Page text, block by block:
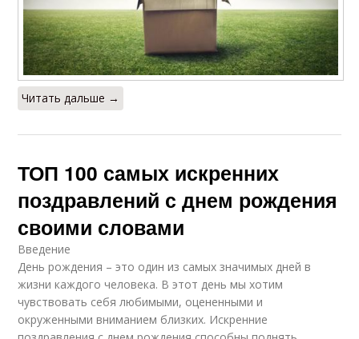
Читать дальше →
ТОП 100 самых искренних
поздравлений с днем рождения
своими словами
Введение
День рождения – это один из самых значимых дней в
жизни каждого человека. В этот день мы хотим
чувствовать себя любимыми, оцененными и
окруженными вниманием близких. Искренние